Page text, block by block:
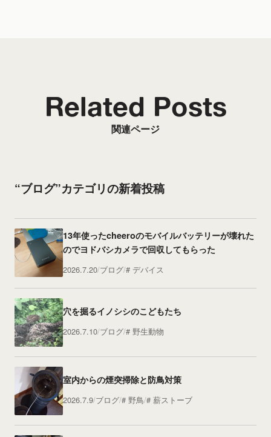
関連ページ
Related Posts
“ブログ”カテゴリの新着投稿
13年使ったcheeroのモバイルバッテリーが壊れた
のでヨドバシカメラで回収してもらった
2026.7.20 ブログ デバイス
穴を掘るイノシシのこどもたち
2026.7.10 ブログ 野生動物
室内からの煙突掃除と防鳥対策
2026.7.9 ブログ 野鳥 薪ストーブ